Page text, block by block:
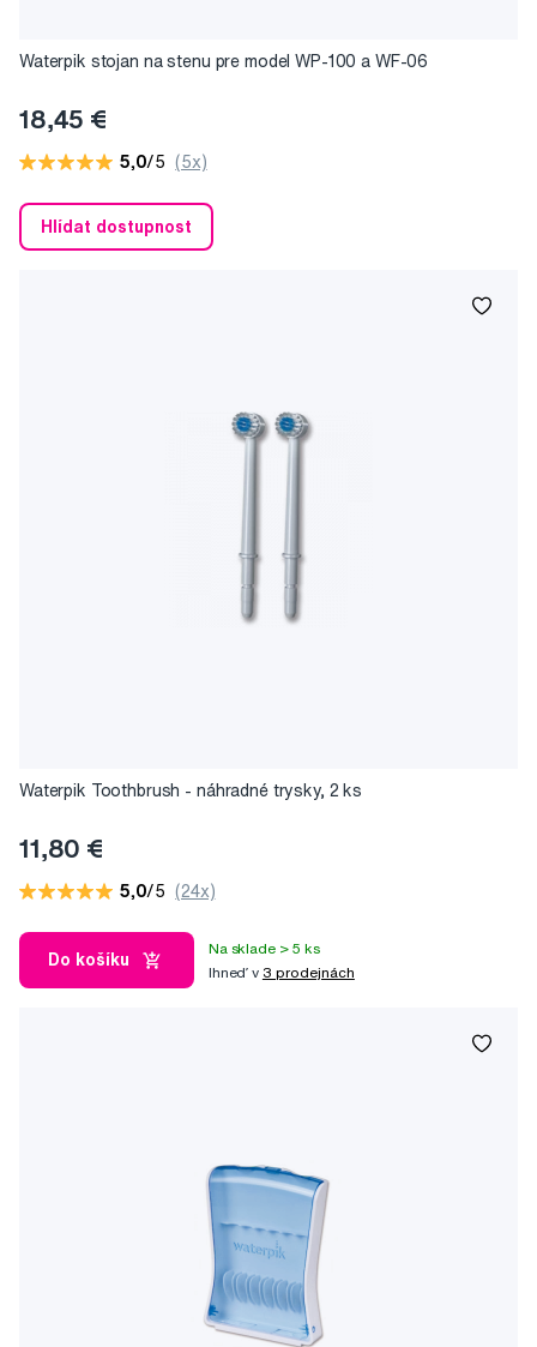
Waterpik stojan na stenu pre model WP-100 a WF-06
18,45 €
5,0/5 (5x)
Hlídat dostupnost
Waterpik Toothbrush - náhradné trysky, 2 ks
11,80 €
5,0/5 (24x)
Do košíku
Na sklade > 5 ks
Ihneď v 3 prodejnách